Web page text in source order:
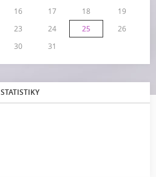
16 17 18
19
23 24 25
26
30 31
STATISTIKY